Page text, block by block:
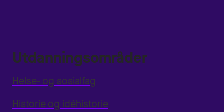
Utdanningsområder
Helse- og sosialfag
Historie og idéhistorie